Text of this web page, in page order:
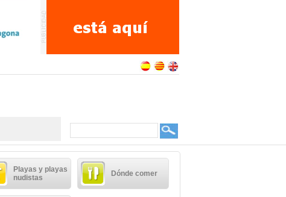
Playas y playas
nudistas
Dónde comer